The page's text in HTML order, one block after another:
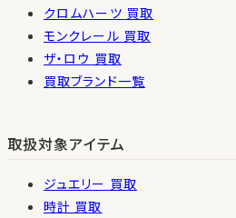
クロムハーツ 買取
モンクレール 買取
ザ・ロウ 買取
買取ブランド一覧
取扱対象アイテム
ジュエリー 買取
時計 買取